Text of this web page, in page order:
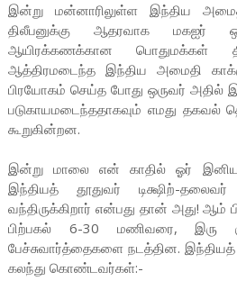
இன்று மன்னாரிலுள்ள இந்திய
திலீபனுக்கு ஆதரவாக மகஐர்
ஆயிரக்கணக்கான பொதுமக்கள்
ஆத்திரமடைந்த இந்திய அமைதி
பிரயோகம் செய்த போது ஒருவர் அதில்
படுகாயமடைந்ததாகவும் எமது தகவல்
கூறுகின்றன.
இன்று மாலை என் காதில் ஓர் இனிய
இந்தியத் தூதுவர் டிக்ஷிற்-தலைவர்
வந்திருக்கிறார் என்பது தான் அது! ஆம்
பிற்பகல் 6-30 மணிவரை, இரு
பேச்சுவார்த்தைகளை நடத்தின. இந்தியத்
கலந்து கொண்டவர்கள்:-